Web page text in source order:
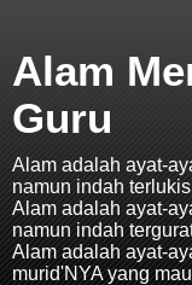
Alam
Guru
Alam adalah ayat-
namun indah
Alam adalah ayat-
namun indah
Alam adalah ayat-
murid'NYA yang